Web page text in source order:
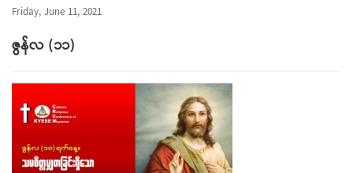
Friday, June 11, 2021
ဇွန်လ(၁၁)